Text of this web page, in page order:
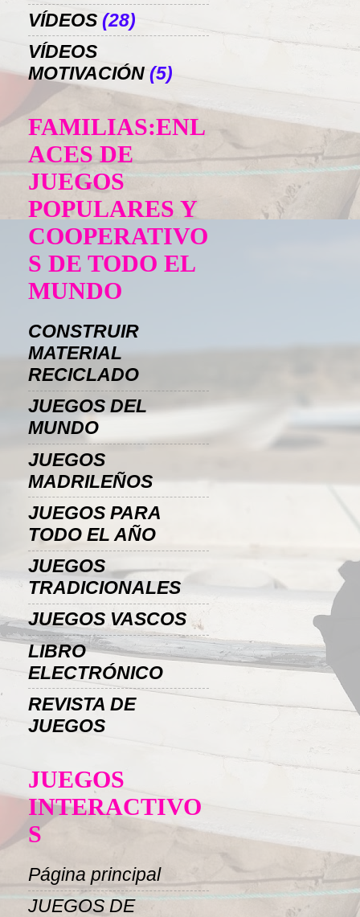
VÍDEOS (28)
VÍDEOS
MOTIVACIÓN (5)
FAMILIAS:ENL
ACES DE
JUEGOS
POPULARES Y
COOPERATIVO
S DE TODO EL
MUNDO
CONSTRUIR
MATERIAL
RECICLADO
JUEGOS DEL
MUNDO
JUEGOS
MADRILEÑOS
JUEGOS PARA
TODO EL AÑO
JUEGOS
TRADICIONALES
JUEGOS VASCOS
LIBRO
ELECTRÓNICO
REVISTA DE
JUEGOS
JUEGOS
INTERACTIVO
S
Página principal
JUEGOS DE